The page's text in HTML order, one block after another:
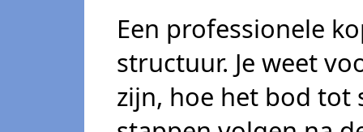
Een professionele
structuur. Je weet
zijn, hoe het bod tot